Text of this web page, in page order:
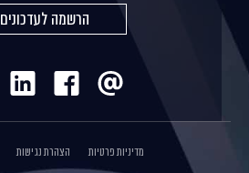
הרשמה לעדכונים
מדיניות פרטיות הצהרת נגישות